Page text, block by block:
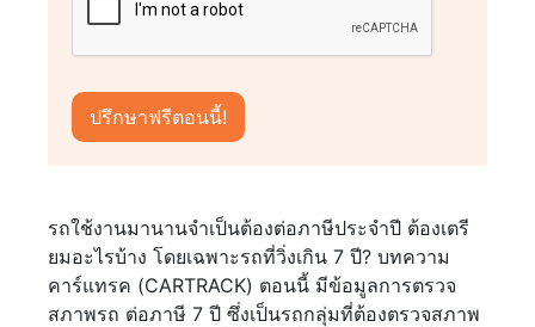
รถใช้งานมานานจำเป็นต้องต่อภาษีประจำปี ต้องเตรี
ยมอะไรบ้าง โดยเฉพาะรถที่วิ่งเกิน 7 ปี? บทความ
คาร์แทรค (CARTRACK) ตอนนี้ มีข้อมูลการตรวจ
สภาพรถ ต่อภาษี 7 ปี ซึ่งเป็นรถกลุ่มที่ต้องตรวจสภาพ